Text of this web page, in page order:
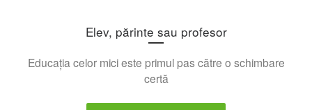
Elev, părinte sau profesor
Educația celor mici este primul pas către o schimbare
certă